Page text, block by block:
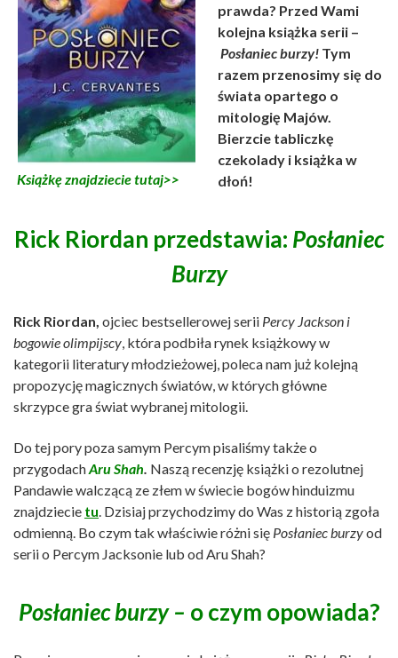
Książkę znajdziecie tutaj>>
prawda? Przed Wami
kolejna książka serii –
Posłaniec burzy! Tym
razem przenosimy się do
świata opartego o
mitologię Majów.
Bierzcie tabliczkę
czekolady i książka w
dłoń!
Rick Riordan przedstawia: Posłaniec
Burzy
Rick Riordan, ojciec bestsellerowej serii Percy Jackson i
bogowie olimpijscy , która podbiła rynek książkowy w
kategorii literatury młodzieżowej, poleca nam już kolejną
propozycję magicznych światów, w których główne
skrzypce gra świat wybranej mitologii.
Do tej pory poza samym Percym pisaliśmy także o
przygodachAru Shah Naszą recenzję książki o rezolutnej
Pandawie walczącą ze złem w świecie bogów hinduizmu
znajdziecie tu . Dzisiaj przychodzimy do Was z historią zgoła
odmienną. Bo czym tak właściwie różni się Posłaniec burzyod
serii o Percym Jacksonie lub od Aru Shah?
Posłaniec burzy – o czym opowiada?